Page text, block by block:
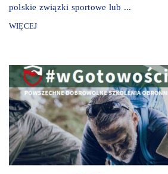
polskie związki sportowe lub ...
WIĘCEJ